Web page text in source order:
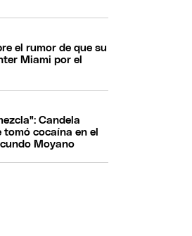
el rumor de que su
Miami por el
Candela
cocaína en el
Moyano